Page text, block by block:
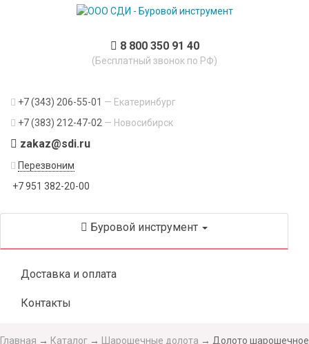
8 800 350 91 40
(Бесплатный звонок по РФ)
+7 (343) 206-55-01 — Екатеринбург
+7 (383) 212-47-02 — Новосибирск
zakaz@sdi.ru
Перезвоним
+7 951 382-20-00
Буровой инструмент
Доставка и оплата
Контакты
Главная → Каталог → Шарошечные долота → Долото шарошечное